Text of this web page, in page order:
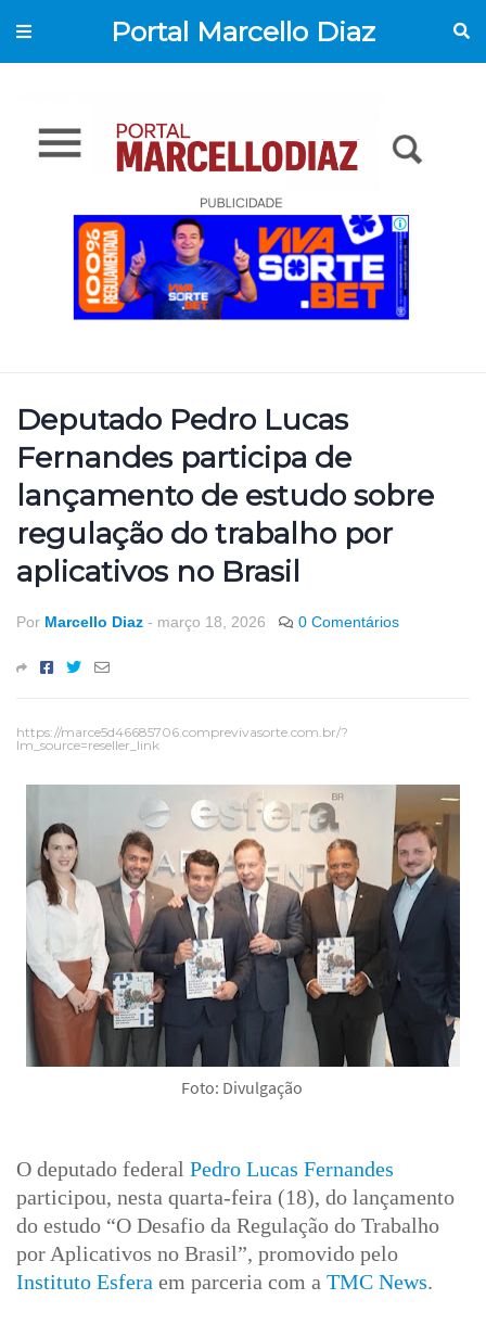
Portal Marcello Diaz
Deputado Pedro Lucas
Fernandes participa de
lançamento de estudo sobre
regulação do trabalho por
aplicativos no Brasil
Por Marcello Diaz - março 18, 2026 0 Comentários
https://marce5d46685706.comprevivasorte.com.br/?
lm_source=reseller_link
Foto: Divulgação
O deputado federal Pedro Lucas Fernandes
participou, nesta quarta-feira (18), do lançamento
do estudo “O Desafio da Regulação do Trabalho
por Aplicativos no Brasil”, promovido pelo
Instituto Esfera em parceria com a TMC News.